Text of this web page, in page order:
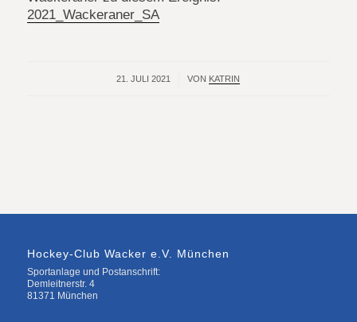
2021_Wackeraner_SA
21. JULI 2021 VON KATRIN
Hockey-Club Wacker e.V. München
Sportanlage und Postanschrift:
Demleitnerstr. 4
81371 München